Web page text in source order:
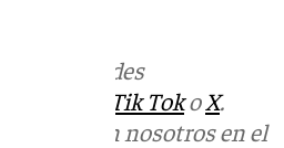
en las redes
Tik TokoX.
con nosotros en el